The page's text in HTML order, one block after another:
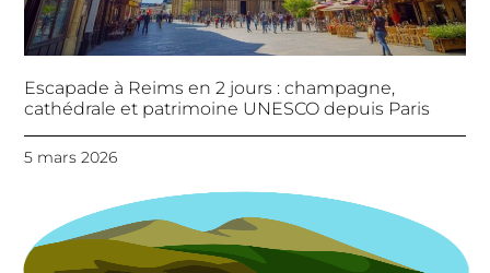
Escapade à Reims en 2 jours : champagne,
cathédrale et patrimoine UNESCO depuis Paris
5 mars 2026